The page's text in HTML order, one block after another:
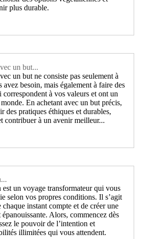
plus durable.
un but...
un but ne consiste pas seulement à
avez besoin, mais également à faire des
à vos valeurs et ont un
En achetant avec un but précis,
des pratiques éthiques et durables,
contribuer à un avenir meilleur...
un voyage transformateur qui vous
selon vos propres conditions. Il s’agit
chaque instant compte et de créer une
Alors, commencez dès
le pouvoir de l’intention et
illimitées qui vous attendent.